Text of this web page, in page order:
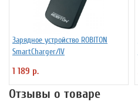
Зарядное устройство ROBITON
SmartCharger/IV
1 189 р.
Отзывы о товаре